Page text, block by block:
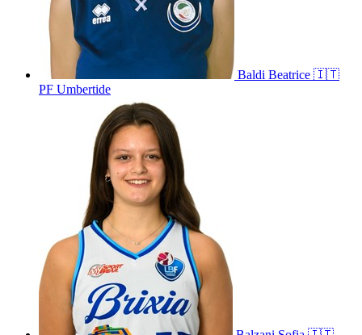
Baldi Beatrice 🇮🇹
PF Umbertide